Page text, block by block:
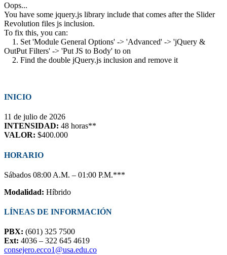
Oops...
You have some jquery.js library include that comes after the Slider
Revolution files js inclusion.
To fix this, you can:
1. Set 'Module General Options' -> 'Advanced' -> 'jQuery &
OutPut Filters' -> 'Put JS to Body' to on
2. Find the double jQuery.js inclusion and remove it
INICIO
11 de julio de 2026
INTENSIDAD: 48 horas**
VALOR: $400.000
HORARIO
Sábados 08:00 A.M. – 01:00 P.M.***
Modalidad: Híbrido
LÍNEAS DE INFORMACIÓN
PBX: (601) 325 7500
Ext: 4036 – 322 645 4619
consejero.ecco1@usa.edu.co